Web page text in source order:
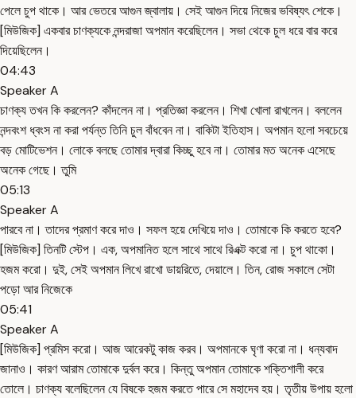
পেলে চুপ থাকে। আর ভেতরে আগুন জ্বালায়। সেই আগুন দিয়ে নিজের ভবিষ্যৎ শেকে।
[মিউজিক] একবার চাণক্যকে নন্দরাজা অপমান করেছিলেন। সভা থেকে চুল ধরে বার করে
দিয়েছিলেন।
04:43
Speaker A
চাণক্য তখন কি করলেন? কাঁদলেন না। প্রতিজ্ঞা করলেন। শিখা খোলা রাখলেন। বললেন
নন্দবংশ ধ্বংস না করা পর্যন্ত তিনি চুল বাঁধবেন না। বাকিটা ইতিহাস। অপমান হলো সবচেয়ে
বড় মোটিভেশন। লোকে বলছে তোমার দ্বারা কিচ্ছু হবে না। তোমার মত অনেক এসেছে
অনেক গেছে। তুমি
05:13
Speaker A
পারবে না। তাদের প্রমাণ করে দাও। সফল হয়ে দেখিয়ে দাও। তোমাকে কি করতে হবে?
[মিউজিক] তিনটি স্টেপ। এক, অপমানিত হলে সাথে সাথে রিএক্ট করো না। চুপ থাকো।
হজম করো। দুই, সেই অপমান লিখে রাখো ডায়রিতে, দেয়ালে। তিন, রোজ সকালে সেটা
পড়ো আর নিজেকে
05:41
Speaker A
[মিউজিক] প্রমিস করো। আজ আরেকটু কাজ করব। অপমানকে ঘৃণা করো না। ধন্যবাদ
জানাও। কারণ আরাম তোমাকে দুর্বল করে। কিন্তু অপমান তোমাকে শক্তিশালী করে
তোলে। চাণক্য বলেছিলেন যে বিষকে হজম করতে পারে সে মহাদেব হয়। তৃতীয় উপায় হলো